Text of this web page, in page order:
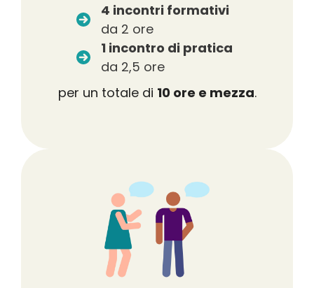
4 incontri formativi
da 2 ore
1 incontro di pratica
da 2,5 ore
per un totale di 10 ore e mezza.